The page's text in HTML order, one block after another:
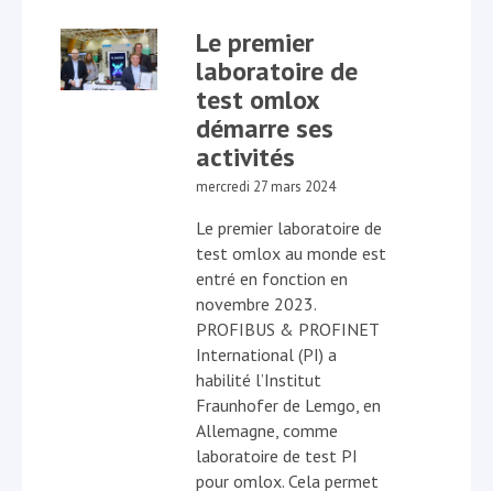
Le premier
laboratoire de
test omlox
démarre ses
activités
mercredi 27 mars 2024
Le premier laboratoire de
test omlox au monde est
entré en fonction en
novembre 2023.
PROFIBUS & PROFINET
International (PI) a
habilité l’Institut
Fraunhofer de Lemgo, en
Allemagne, comme
laboratoire de test PI
pour omlox. Cela permet